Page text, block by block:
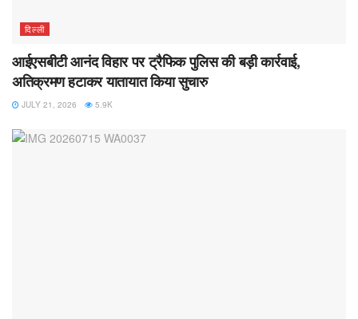
दिल्ली
आईएसबीटी आनंद विहार पर ट्रैफिक पुलिस की बड़ी कार्रवाई,
अतिक्रमण हटाकर यातायात किया सुचारु
JULY 21, 2026 5.9K